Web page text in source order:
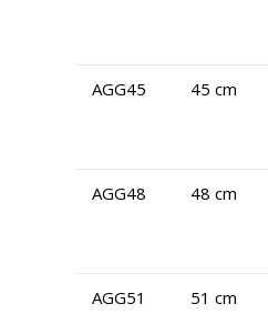
AGG45 45 cm
AGG48 48 cm
AGG51 51 cm